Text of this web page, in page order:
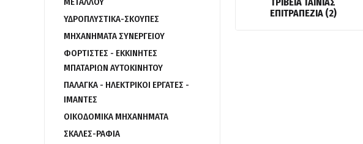
ΥΔΡΟΠΛΥΣΤΙΚΑ-ΣΚΟΥΠΕΣ
ΜΗΧΑΝΗΜΑΤΑ ΣΥΝΕΡΓΕΙΟΥ
ΦΟΡΤΙΣΤΕΣ - ΕΚΚΙΝΗΤΕΣ
ΜΠΑΤΑΡΙΩΝ ΑΥΤΟΚΙΝΗΤΟΥ
ΠΑΛΑΓΚΑ - ΗΛΕΚΤΡΙΚΟΙ ΕΡΓΑΤΕΣ -
ΙΜΑΝΤΕΣ
ΟΙΚΟΔΟΜΙΚΑ ΜΗΧΑΝΗΜΑΤΑ
ΣΚΑΛΕΣ-ΡΑΦΙΑ
ΕΠΙΤΡΑΠΕΖΙΑ (2)